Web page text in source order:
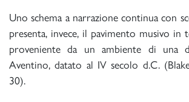
Uno schema a narrazione continua con
presenta, invece, il pavimento musivo in
proveniente da un ambiente di una
Aventino, datato al IV secolo d.C.
30).